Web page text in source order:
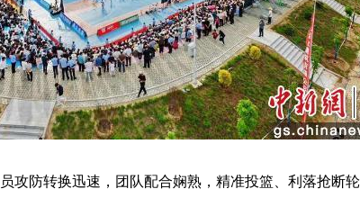
防转换迅速，团队配合娴熟，精准投篮、利落抢断